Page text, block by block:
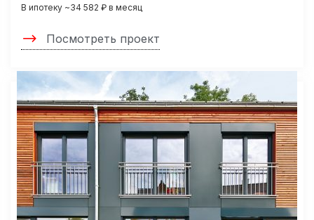
В ипотеку ~34 582 ₽ в месяц
Посмотреть проект